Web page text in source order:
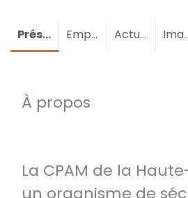
Présentation Emploi Actualités
À propos
La CPAM de la
un organisme de